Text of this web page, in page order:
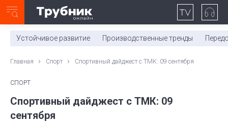
0:00/
Устойчивое развитие Производственные тренды
Главная Спорт Спортивный дайджест с ТМК: 09 сентября
СПОРТ
Спортивный дайджест с ТМК: 09
сентября